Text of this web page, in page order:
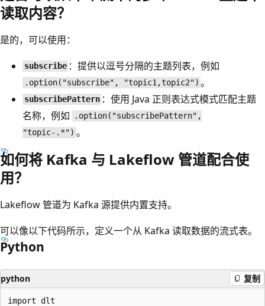
读取内容？
是的，可以使用：
subscribe ：提供以逗号分隔的主题列表，例如
.option("subscribe", "topic1,topic2") 。
subscribePattern ：使用 Java 正则表达式模式匹配主题
名称，例如
.option("subscribePattern",
"topic-.*") 。
如何将 Kafka 与 Lakeflow 管道配合使
用？
Lakeflow 管道为 Kafka 源提供内置支持。
可以像以下代码所示，定义一个从 Kafka 读取数据的流式表。
Python
python 复制
import dlt